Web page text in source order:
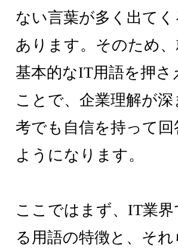
ない言葉が多く出て
あります。そのため
基本的なIT用語を押さ
ことで、企業理解が深
考でも自信を持って回
ようになります。
ここではまず、IT業
る用語の特徴と、そ